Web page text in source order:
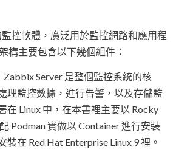
控軟體，廣泛用於監控網路和應用程
構主要包含以下幾個組件：
Zabbix Server 是整個監控系統的核
理監控數據，進行告警，以及存儲監
在 Linux 中，在本書裡主要以 Rocky
Podman 實做以 Container 進行安裝
裝在 Red Hat Enterprise Linux 9 裡。